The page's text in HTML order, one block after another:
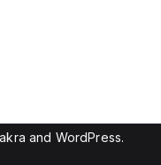
and WordPress.